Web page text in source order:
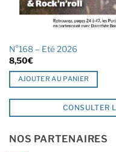
N°168 – Eté 2026
8,50€
AJOUTER AU PANIER
CONSULTER
NOS PARTENAIRES